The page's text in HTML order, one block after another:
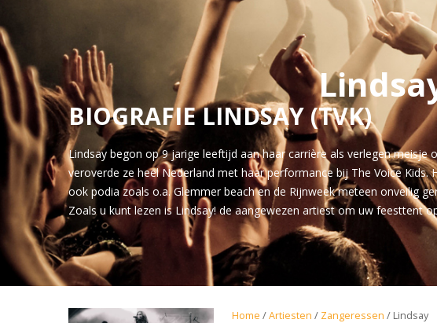
BIOGRAFIE LINDSAY (TVK)
Lindsay begon op 9 jarige leeftijd aan haar carrière als verlegen
veroverde ze heel Nederland met haar performance bij The Voice
ook podia zoals o.a. Glemmer beach en de Rijnweek meteen onveilig
Zoals u kunt lezen is Lindsay! de aangewezen artiest om uw feesttent
Home /Artiesten / Zangeressen / Lindsay